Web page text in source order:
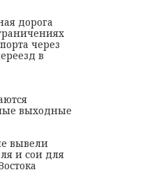
дорога
через
в
выходные
вывели
и сои для